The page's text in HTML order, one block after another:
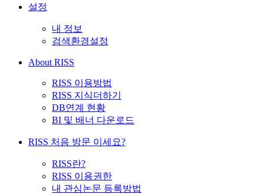
설정
내 정보
검색환경설정
About RISS
RISS 이용방법
RISS 지식더하기
DB연계 현황
BI 및 배너 다운로드
RISS 처음 방문 이세요?
RISS란?
RISS 이용권한
내 관심논문 등록방법